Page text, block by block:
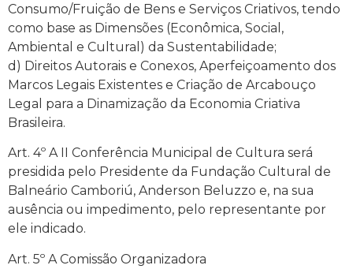
Consumo/Fruição de Bens e Serviços Criativos, tendo
como base as Dimensões (Econômica, Social,
Ambiental e Cultural) da Sustentabilidade;
d) Direitos Autorais e Conexos, Aperfeiçoamento dos
Marcos Legais Existentes e Criação de Arcabouço
Legal para a Dinamização da Economia Criativa
Brasileira.
Art. 4º A II Conferência Municipal de Cultura será
presidida pelo Presidente da Fundação Cultural de
Balneário Camboriú, Anderson Beluzzo e, na sua
ausência ou impedimento, pelo representante por
ele indicado.
Art. 5º A Comissão Organizadora